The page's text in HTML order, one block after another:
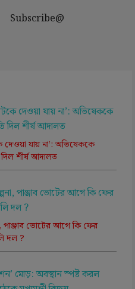
Subscribe@
দেওয়া যায় না’: অভিষেককে
দিল শীর্ষ আদালত
ভোটের আগে কি ফের
দল ?